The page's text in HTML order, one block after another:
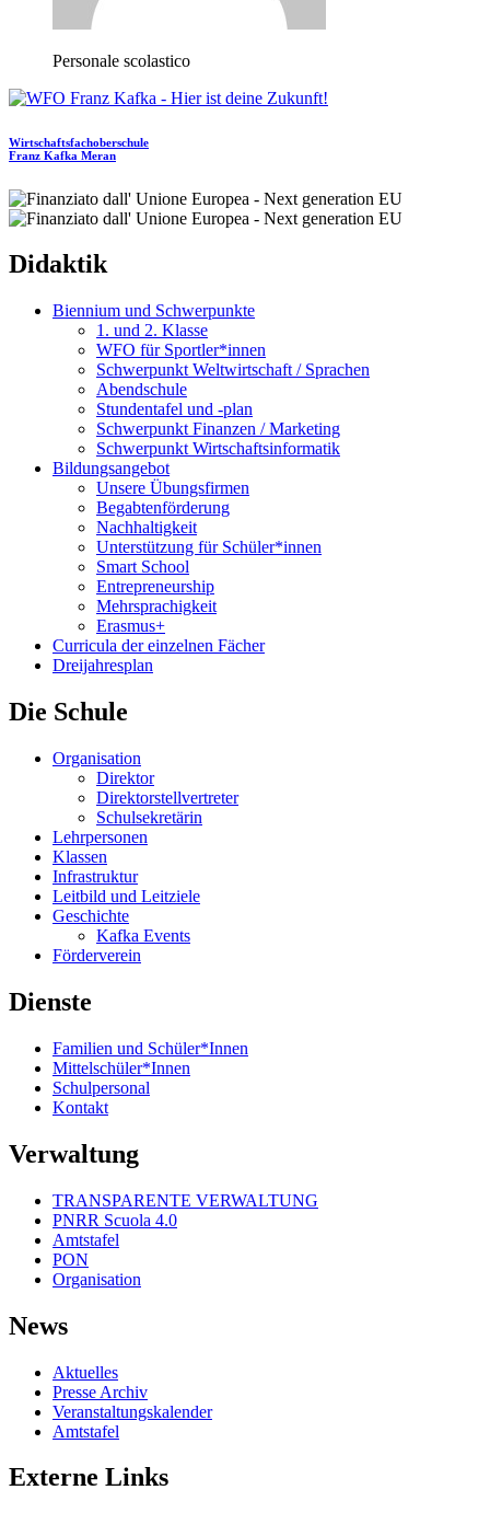
Personale scolastico
Wirtschaftsfachoberschule
Franz Kafka Meran
Didaktik
Biennium und Schwerpunkte
1. und 2. Klasse
WFO für Sportler*innen
Schwerpunkt Weltwirtschaft / Sprachen
Abendschule
Stundentafel und -plan
Schwerpunkt Finanzen / Marketing
Schwerpunkt Wirtschaftsinformatik
Bildungsangebot
Unsere Übungsfirmen
Begabtenförderung
Nachhaltigkeit
Unterstützung für Schüler*innen
Smart School
Entrepreneurship
Mehrsprachigkeit
Erasmus+
Curricula der einzelnen Fächer
Dreijahresplan
Die Schule
Organisation
Direktor
Direktorstellvertreter
Schulsekretärin
Lehrpersonen
Klassen
Infrastruktur
Leitbild und Leitziele
Geschichte
Kafka Events
Förderverein
Dienste
Familien und Schüler*Innen
Mittelschüler*Innen
Schulpersonal
Kontakt
Verwaltung
TRANSPARENTE VERWALTUNG
PNRR Scuola 4.0
Amtstafel
PON
Organisation
News
Aktuelles
Presse Archiv
Veranstaltungskalender
Amtstafel
Externe Links